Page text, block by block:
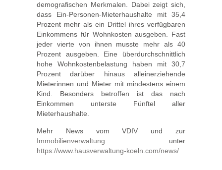
demografischen Merkmalen. Dabei zeigt sich,
dass Ein-Personen-Mieterhaushalte mit 35,4
Prozent mehr als ein Drittel ihres verfügbaren
Einkommens für Wohnkosten ausgeben. Fast
jeder vierte von ihnen musste mehr als 40
Prozent ausgeben. Eine überdurchschnittlich
hohe Wohnkostenbelastung haben mit 30,7
Prozent darüber hinaus alleinerziehende
Mieterinnen und Mieter mit mindestens einem
Kind. Besonders betroffen ist das nach
Einkommen unterste Fünftel aller
Mieterhaushalte.
Mehr News vom VDIV und zur
Immobilienverwaltung unter
https://www.hausverwaltung-koeln.com/news/